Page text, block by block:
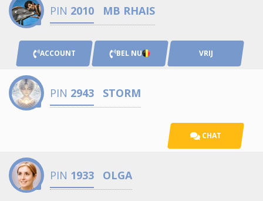
PIN 2010 MB RHAIS
ACCOUNT BEL NU VRIJ
PIN 2943 STORM
CHAT
PIN 1933 OLGA